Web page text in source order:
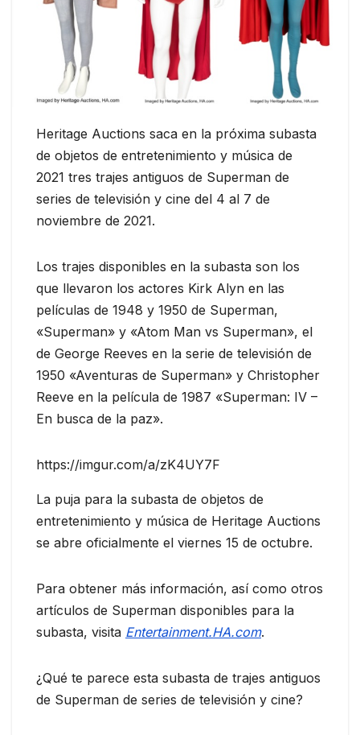
Heritage Auctions saca en la próxima subasta
de objetos de entretenimiento y música de
2021 tres trajes antiguos de Superman de
series de televisión y cine del 4 al 7 de
noviembre de 2021.
Los trajes disponibles en la subasta son los
que llevaron los actores Kirk Alyn en las
películas de 1948 y 1950 de Superman,
«Superman» y «Atom Man vs Superman», el
de George Reeves en la serie de televisión de
1950 «Aventuras de Superman» y Christopher
Reeve en la película de 1987 «Superman: IV –
En busca de la paz».
https://imgur.com/a/zK4UY7F
La puja para la subasta de objetos de
entretenimiento y música de Heritage Auctions
se abre oficialmente el viernes 15 de octubre.
Para obtener más información, así como otros
artículos de Superman disponibles para la
subasta, visita Entertainment.HA.com.
¿Qué te parece esta subasta de trajes antiguos
de Superman de series de televisión y cine?